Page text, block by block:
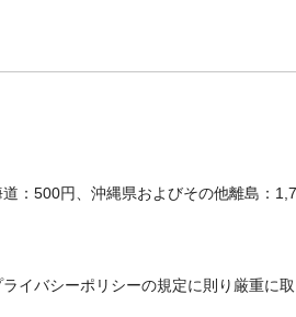
：500円、沖縄県およびその他離島：
イバシーポリシーの規定に則り厳重に取